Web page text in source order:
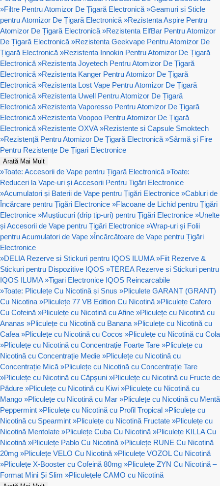
»Filtre Pentru Atomizor De Țigară Electronică »Geamuri si Sticle
pentru Atomizor De Țigară Electronică »Rezistenta Aspire Pentru
Atomizor De Țigară Electronică »Rezistenta ElfBar Pentru Atomizor
De Țigară Electronică »Rezistenta Geekvape Pentru Atomizor De
Țigară Electronică »Rezistenta Innokin Pentru Atomizor De Țigară
Electronică »Rezistenta Joyetech Pentru Atomizor De Țigară
Electronică »Rezistenta Kanger Pentru Atomizor De Țigară
Electronică »Rezistenta Lost Vape Pentru Atomizor De Țigară
Electronică »Rezistenta Uwell Pentru Atomizor De Țigară
Electronică »Rezistenta Vaporesso Pentru Atomizor De Țigară
Electronică »Rezistenta Voopoo Pentru Atomizor De Țigară
Electronică »Rezistente OXVA »Rezistente si Capsule Smoktech
»Rezistență Pentru Atomizor De Țigară Electronică »Sârmă și Fire
Pentru Rezistențe De Țigari Electronice
Arată Mai Mult
»Toate: Accesorii de Vape pentru Țigară Electronică »Toate:
Reduceri la Vape-uri și Accesorii Pentru Tigări Electronice
»Acumulatori și Baterii de Vape pentru Țigări Electronice »Cabluri de
Încărcare pentru Țigări Electronice »Flacoane de Lichid pentru Țigări
Electronice »Muștiucuri (drip tip-uri) pentru Țigări Electronice »Unelte
și Accesorii de Vape pentru Țigări Electronice »Wrap-uri și Folii
pentru Acumulatori de Vape »Încărcătoare de Vape pentru Țigări
Electronice
»DELIA Rezerve si Stickuri pentru IQOS ILUMA »Fiit Rezerve &
Stickuri pentru Dispozitive IQOS »TEREA Rezerve si Stickuri pentru
IQOS ILUMA »Tigari Electronice IQOS Reincarcabile
»Toate: Pliculețe Cu Nicotină și Snus »Pliculete GARANT (GRANT)
Cu Nicotina »Pliculețe 77 VB Edition Cu Nicotină »Pliculețe Cafero
Cu Cofeină »Pliculețe cu Nicotină cu Afine »Pliculețe cu Nicotină cu
Ananas »Pliculețe cu Nicotină cu Banana »Pliculețe cu Nicotină cu
Cafea »Pliculețe cu Nicotină cu Cocos »Pliculețe cu Nicotină cu Cola
»Pliculețe cu Nicotină cu Concentrație Foarte Tare »Pliculețe cu
Nicotină cu Concentrație Medie »Pliculețe cu Nicotină cu
Concentrație Mică »Pliculețe cu Nicotină cu Concentrație Tare
»Pliculețe cu Nicotină cu Căpșuni »Pliculețe cu Nicotină cu Fructe de
Pădure »Pliculețe cu Nicotină cu Kiwi »Pliculețe cu Nicotină cu
Mango »Pliculețe cu Nicotină cu Mar »Pliculețe cu Nicotină cu Mentă
Peppermint »Pliculețe cu Nicotină cu Profil Tropical »Pliculețe cu
Nicotină cu Spearmint »Pliculețe cu Nicotină Fructate »Pliculețe cu
Nicotină Mentolate »Pliculețe Cuba Cu Nicotină »Pliculețe KILLA Cu
Nicotină »Pliculețe Pablo Cu Nicotină »Pliculețe RUNE Cu Nicotină
20mg »Pliculețe VELO Cu Nicotină »Pliculețe VOZOL Cu Nicotină
»Pliculețe X-Booster cu Cofeină 80mg »Pliculețe ZYN Cu Nicotină –
Format Mini Și Slim »Pliculețele CAMO cu Nicotină